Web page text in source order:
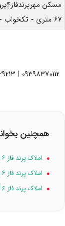
مسکن مهرپرندفاز۴پروژه رهدشت
۶۷ متری - تکخواب - فول امکانات - طبقه۲
همچنین
املاک پرند فاز ۶ اساس گستر
املاک پرند فاز ۶ پروژه هسا
املاک پرند فاز 6 آرش آرمه